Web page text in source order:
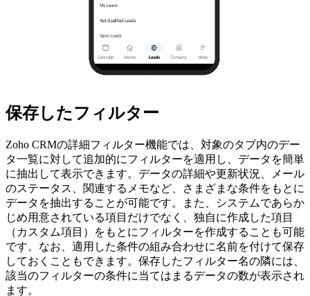
保存したフィルター
Zoho CRMの詳細フィルター機能では、対象のタブ内のデー
タ一覧に対して追加的にフィルターを適用し、データを簡単
に抽出して表示できます。データの詳細や更新状況、メール
のステータス、関連するメモなど、さまざまな条件をもとに
データを抽出することが可能です。また、システムであらか
じめ用意されている項目だけでなく、独自に作成した項目
（カスタム項目）をもとにフィルターを作成することも可能
です。なお、適用した条件の組み合わせに名前を付けて保存
しておくこともできます。保存したフィルター名の隣には、
該当のフィルターの条件に当てはまるデータの数が表示され
ます。